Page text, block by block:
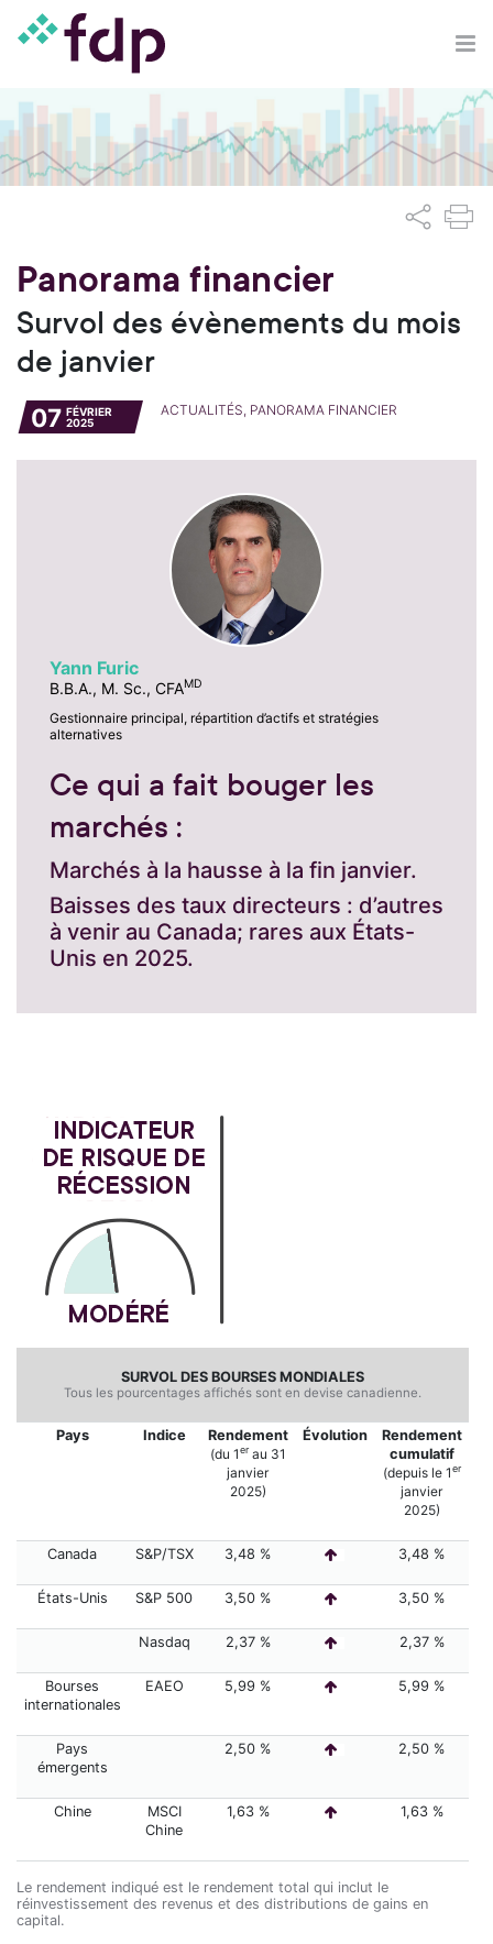
Panorama financier
Survol des évènements du mois
de janvier
07 FÉVRIER
2025
ACTUALITÉS, PANORAMA FINANCIER
Yann Furic
B.B.A., M. Sc., CFAMD
Gestionnaire principal, répartition d’actifs et stratégies
alternatives
Ce qui a fait bouger les
marchés :
Marchés à la hausse à la fin janvier.
Baisses des taux directeurs : d’autres
à venir au Canada; rares aux États-
Unis en 2025.
SURVOL DES BOURSES MONDIALES
Tous les pourcentages affichés sont en devise canadienne.
Pays Indice
Rendement
(du 1erau 31
janvier
2025)
Évolution
Rendement
cumulatif
(depuis le 1er
janvier
2025)
Canada S&P/TSX 3,48 % 3,48 %
États-Unis S&P 500 3,50 % 3,50 %
Nasdaq 2,37 % 2,37 %
Bourses
internationales
EAEO 5,99 % 5,99 %
Pays
émergents
2,50 % 2,50 %
Chine
MSCI
Chine
1,63 % 1,63 %
Le rendement indiqué est le rendement total qui inclut le
réinvestissement des revenus et des distributions de gains en
capital.